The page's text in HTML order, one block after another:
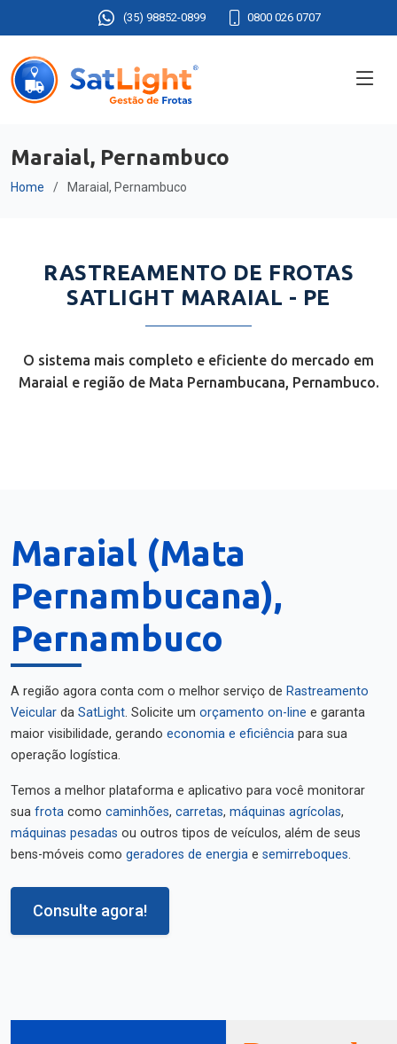
(35) 98852-0899 0800 026 0707
Maraial, Pernambuco
Home Maraial, Pernambuco
RASTREAMENTO DE FROTAS
SATLIGHT MARAIAL - PE
O sistema mais completo e eficiente do mercado em
Maraial e região de Mata Pernambucana, Pernambuco.
Maraial (Mata
Pernambucana),
Pernambuco
A região agora conta com o melhor serviço de Rastreamento
Veicular da SatLight. Solicite um orçamento on-line e garanta
maior visibilidade, gerando economia e eficiência para sua
operação logística.
Temos a melhor plataforma e aplicativo para você monitorar
sua frota como caminhões, carretas, máquinas agrícolas,
máquinas pesadas ou outros tipos de veículos, além de seus
bens-móveis como geradores de energia e semirreboques.
Consulte agora!